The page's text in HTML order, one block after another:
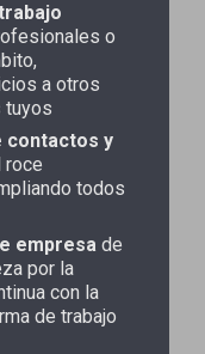
o
a otros
tuyos
contactos y
roce
todos
empresa de
por la
con la
de trabajo